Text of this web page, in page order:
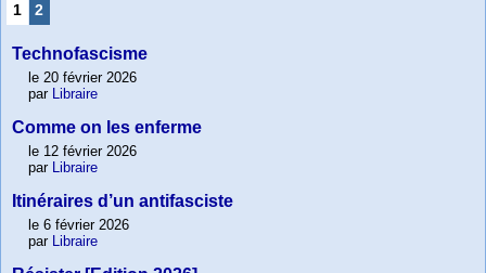
1 2
Technofascisme
le 20 février 2026
par Libraire
Comme on les enferme
le 12 février 2026
par Libraire
Itinéraires d’un antifasciste
le 6 février 2026
par Libraire